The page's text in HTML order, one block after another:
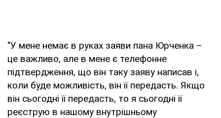
"У мене немає в руках заяви пана Юрченка –
це важливо, але в мене є телефонне
підтвердження, що він таку заяву написав і,
коли буде можливість, він її передасть. Якщо
він сьогодні її передасть, то я сьогодні її
реєструю в нашому внутрішньому